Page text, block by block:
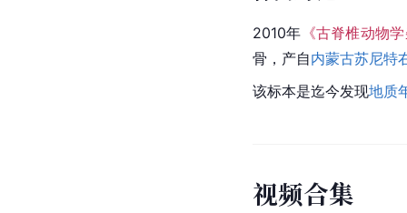
2010年 《古脊椎动物
骨，产自内蒙古苏尼特
该标本是迄今发现地质
视频合集